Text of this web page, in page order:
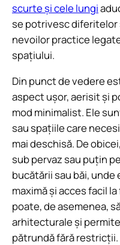
scurte și cele lungi
se potrivesc diferitelor
nevoilor practice
spațiului.
Din punct de vedere
aspect ușor, aerisit și
mod minimalist. Ele
sau spațiile care
mai deschisă. De
sub pervaz sau puțin
bucătării sau băi,
maximă și acces facil
poate, de asemenea,
arhitecturale și
pătrundă fără restricții.